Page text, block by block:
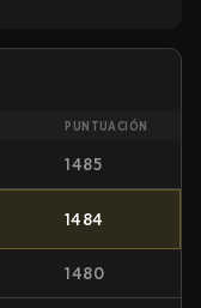
PUNTUACIÓN
1485
1484
1480